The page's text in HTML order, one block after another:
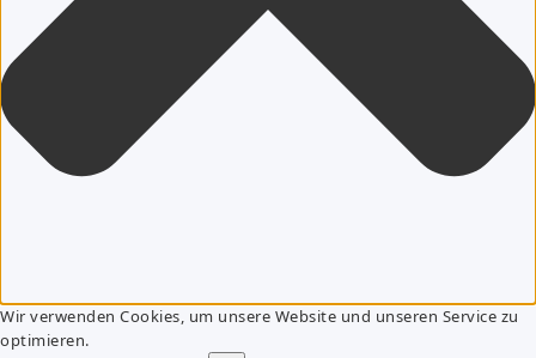
Wir verwenden Cookies, um unsere Website und unseren Service zu
optimieren.